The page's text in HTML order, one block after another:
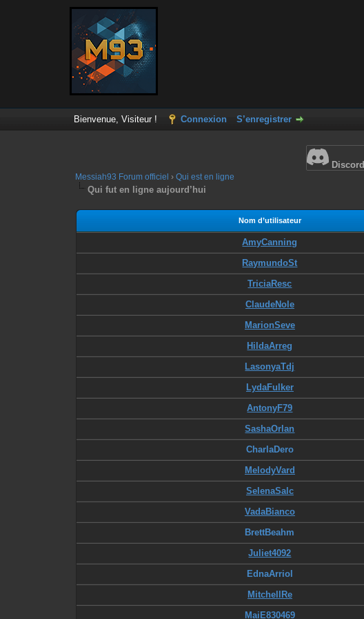
Bienvenue, Visiteur ! Connexion S’enregistrer
Discord
Messiah93 Forum officiel ›Qui est en ligne
Qui fut en ligne aujourd’hui
Nom d’utilisateur
AmyCanning
RaymundoSt
TriciaResc
ClaudeNole
MarionSeve
HildaArreg
LasonyaTdj
LydaFulker
AntonyF79
SashaOrlan
CharlaDero
MelodyVard
SelenaSalc
VadaBianco
BrettBeahm
Juliet4092
EdnaArriol
MitchellRe
MaiE830469